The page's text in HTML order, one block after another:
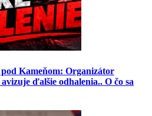
Kameňom: Organizátor
ďalšie odhalenia.. O čo sa